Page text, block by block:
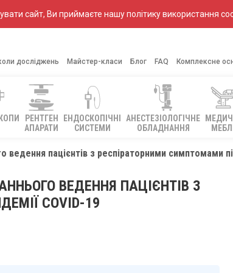
сайт, Ви приймаєте нашу політику використання
досліджень Майстер-класи Блог FAQ Комплексне
РЕНТГЕН
АПАРАТИ
ЕНДОСКОПІЧНІ
СИСТЕМИ
АНЕСТЕЗІОЛОГІЧНЕ
ОБЛАДНАННЯ
МЕБЛІ
пацієнтів з респіраторними симптомами
ВЕДЕННЯ ПАЦІЄНТІВ З
COVID-19